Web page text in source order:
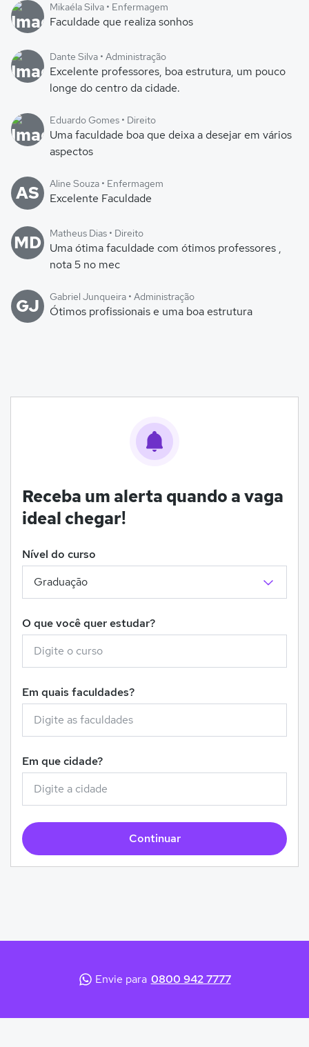
Mikaéla Silva • Enfermagem
Faculdade que realiza sonhos
Dante Silva • Administração
Excelente professores, boa estrutura, um pouco
longe do centro da cidade.
Eduardo Gomes • Direito
Uma faculdade boa que deixa a desejar em vários
aspectos
AS Aline Souza • Enfermagem
Excelente Faculdade
MD Matheus Dias • Direito
Uma ótima faculdade com ótimos professores ,
nota 5 no mec
GJ Gabriel Junqueira • Administração
Ótimos profissionais e uma boa estrutura
Receba um alerta quando a vaga
ideal chegar!
Nível do curso
O que você quer estudar?
Em quais faculdades?
Em que cidade?
Continuar
Envie para 0800 942 7777